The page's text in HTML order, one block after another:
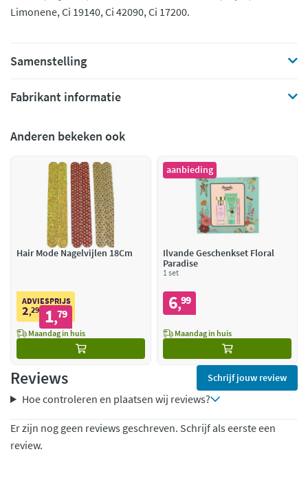
Limonene, Ci 19140, Ci 42090, Ci 17200.
Samenstelling
Fabrikant informatie
Anderen bekeken ook
Hair Mode Nagelvijlen 18Cm
ADVIESPRIJS
2,29 1,79
Maandag in huis
aanbieding
Ilvande Geschenkset Floral
Paradise
1 set
6,99
Maandag in huis
Reviews Schrijf jouw review
Hoe controleren en plaatsen wij reviews?
Er zijn nog geen reviews geschreven. Schrijf als eerste een
review.